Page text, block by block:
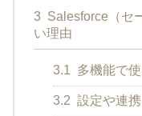
3 Salesforce（セ
い理由
3.1 多機能で
3.2 設定や連